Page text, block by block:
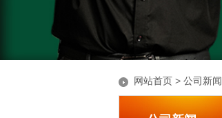
网站首页 > 公司新闻